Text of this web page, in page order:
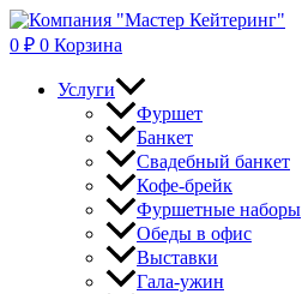
Перейти
к
содержимому
0 ₽ 0 Корзина
Услуги
Фуршет
Банкет
Свадебный банкет
Кофе-брейк
Фуршетные наборы
Обеды в офис
Выставки
Гала-ужин